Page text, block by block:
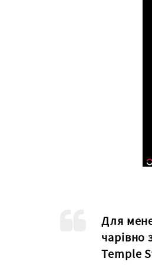
Для
чарівно
Temple